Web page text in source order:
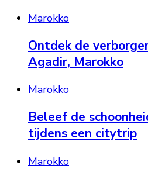
Marokko
Ontdek de
Agadir, Marokko
Marokko
Beleef de
tijdens een citytrip
Marokko